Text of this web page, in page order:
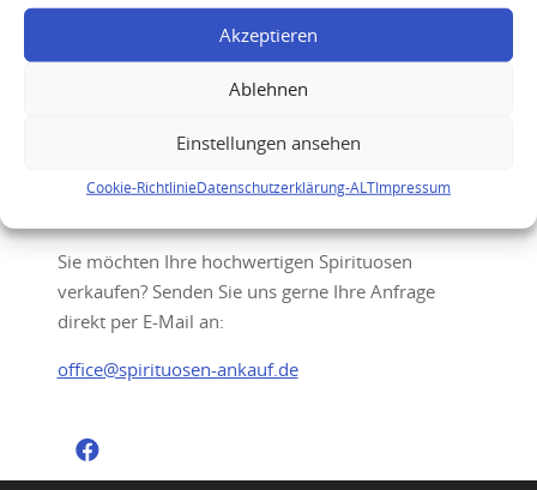
Akzeptieren
Ablehnen
Einstellungen ansehen
Cookie-RichtlinieDatenschutzerklärung-ALTImpressum
Dom Perignon Vintage 1982
Ihre Anfrage
Sie möchten Ihre hochwertigen Spirituosen
verkaufen? Senden Sie uns gerne Ihre Anfrage
direkt per E-Mail an:
office@spirituosen-ankauf.de